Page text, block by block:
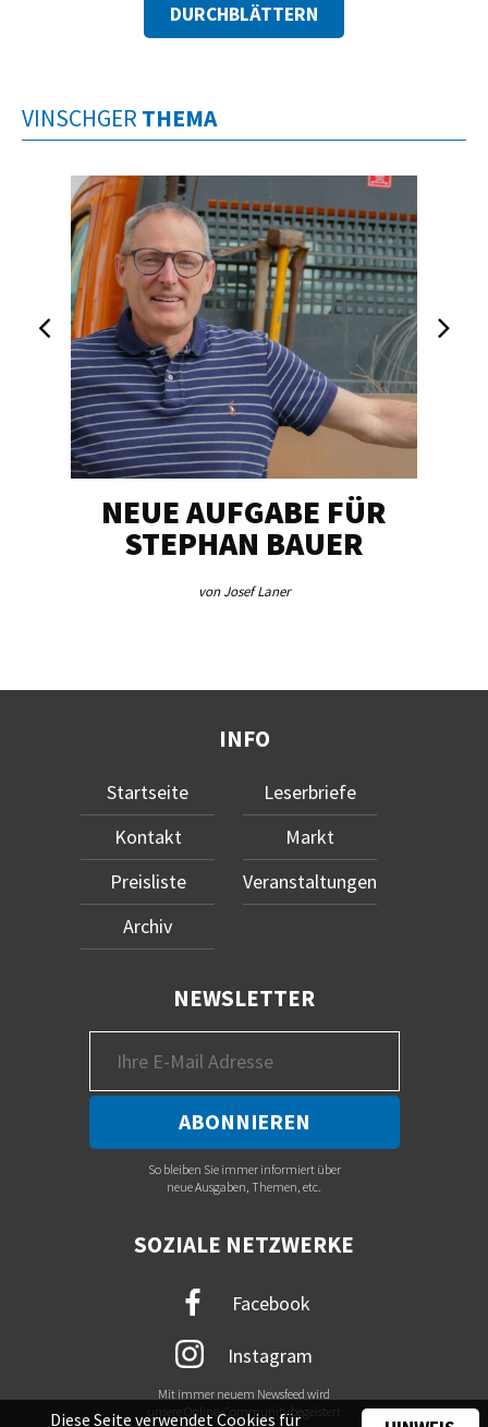
DURCHBLÄTTERN
VINSCHGER THEMA
NEUE AUFGABE FÜR
STEPHAN BAUER
von Josef Laner
INFO
Startseite
Kontakt
Preisliste
Archiv
Leserbriefe
Markt
Veranstaltungen
NEWSLETTER
So bleiben Sie immer informiert über
neue Ausgaben, Themen, etc.
SOZIALE NETZWERKE
Facebook
Instagram
Mit immer neuem Newsfeed wird
unsere Online-Community begeistert
Diese Seite verwendet Cookies für